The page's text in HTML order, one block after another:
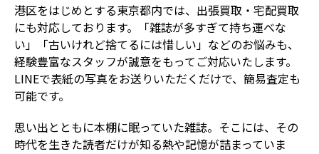
港区をはじめとする東京都内では、出張買取・宅配買取
にも対応しております。「雑誌が多すぎて持ち運べな
い」「古いけれど捨てるには惜しい」などのお悩みも、
経験豊富なスタッフが誠意をもってご対応いたします。
LINEで表紙の写真をお送りいただくだけで、簡易査定も
可能です。
思い出とともに本棚に眠っていた雑誌。そこには、その
時代を生きた読者だけが知る熱や記憶が詰まっていま